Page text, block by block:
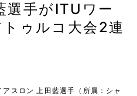
選手がITUワー
ゥルコ大会2連
スロン 上田藍選手（所属：シャ